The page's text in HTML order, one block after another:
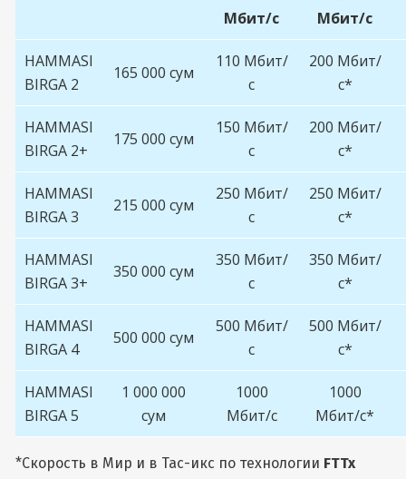
Мбит/с
Мбит/с
HAMMASI
BIRGA 2
165 000 сум
110 Мбит/
с
200 Мбит/
с*
HAMMASI
BIRGA 2+
175 000 сум
150 Мбит/
с
200 Мбит/
с*
HAMMASI
BIRGA 3
215 000 сум
250 Мбит/
с
250 Мбит/
с*
HAMMASI
BIRGA 3+
350 000 сум
350 Мбит/
с
350 Мбит/
с*
HAMMASI
BIRGA 4
500 000 сум
500 Мбит/
с
500 Мбит/
с*
HAMMASI
BIRGA 5
1 000 000
сум
1000
Мбит/с
1000
Мбит/с*
*Скорость в Мир и в Тас-икс по технологии FTTx